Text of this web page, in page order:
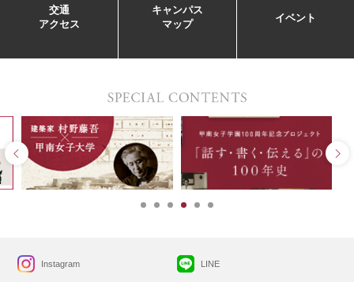
交通
アクセス
キャンパス
マップ
イベント
Instagram LINE